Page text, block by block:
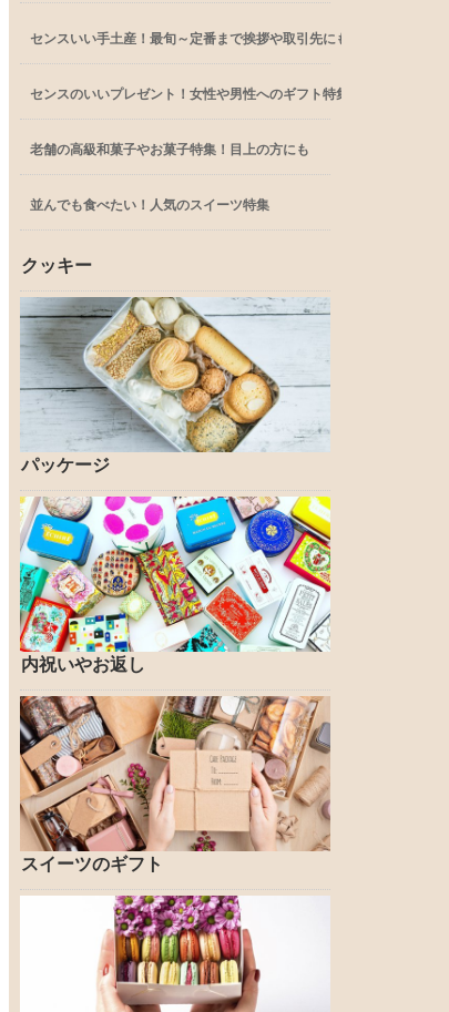
センスいい手土産！最旬～定番まで挨拶や取引先にも
センスのいいプレゼント！女性や男性へのギフト特集
老舗の高級和菓子やお菓子特集！目上の方にも
並んでも食べたい！人気のスイーツ特集
クッキー
パッケージ
内祝いやお返し
スイーツのギフト